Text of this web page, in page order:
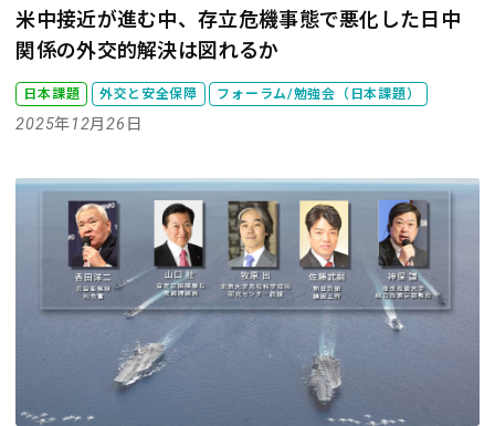
米中接近が進む中、存立危機事態で悪化した日中
関係の外交的解決は図れるか
日本課題 外交と安全保障 フォーラム/勉強会（日本課題）
2025年12月26日